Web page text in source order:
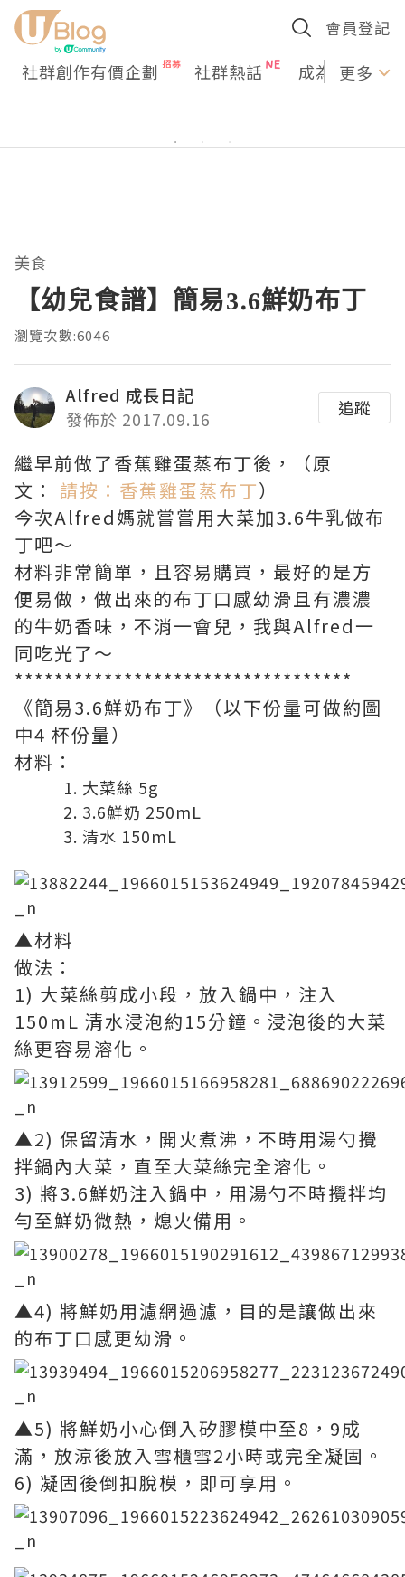
會員登記
社群創作有價企劃 社群熱話 成為U更多
美食
【幼兒食譜】簡易3.6鮮奶布丁
瀏覽次數:6046
Alfred 成長日記
發佈於 2017.09.16
追蹤
繼早前做了香蕉雞蛋蒸布丁後，（原
文： 請按：香蕉雞蛋蒸布丁）
今次Alfred媽就嘗嘗用大菜加3.6牛乳做布
丁吧～
材料非常簡單，且容易購買，最好的是方
便易做，做出來的布丁口感幼滑且有濃濃
的牛奶香味，不消一會兒，我與Alfred一
同吃光了～
**********************************
《簡易3.6鮮奶布丁》（以下份量可做約圖
中4 杯份量）
材料：
大菜絲 5g
3.6鮮奶 250mL
清水 150mL
▲材料
做法：
1) 大菜絲剪成小段，放入鍋中，注入
150mL 清水浸泡約15分鐘。浸泡後的大菜
絲更容易溶化。
▲2) 保留清水，開火煮沸，不時用湯勺攪
拌鍋內大菜，直至大菜絲完全溶化。
3) 將3.6鮮奶注入鍋中，用湯勺不時攪拌均
勻至鮮奶微熱，熄火備用。
▲4) 將鮮奶用濾網過濾，目的是讓做出來
的布丁口感更幼滑。
▲5) 將鮮奶小心倒入矽膠模中至8，9成
滿，放涼後放入雪櫃雪2小時或完全凝固。
6) 凝固後倒扣脫模，即可享用。